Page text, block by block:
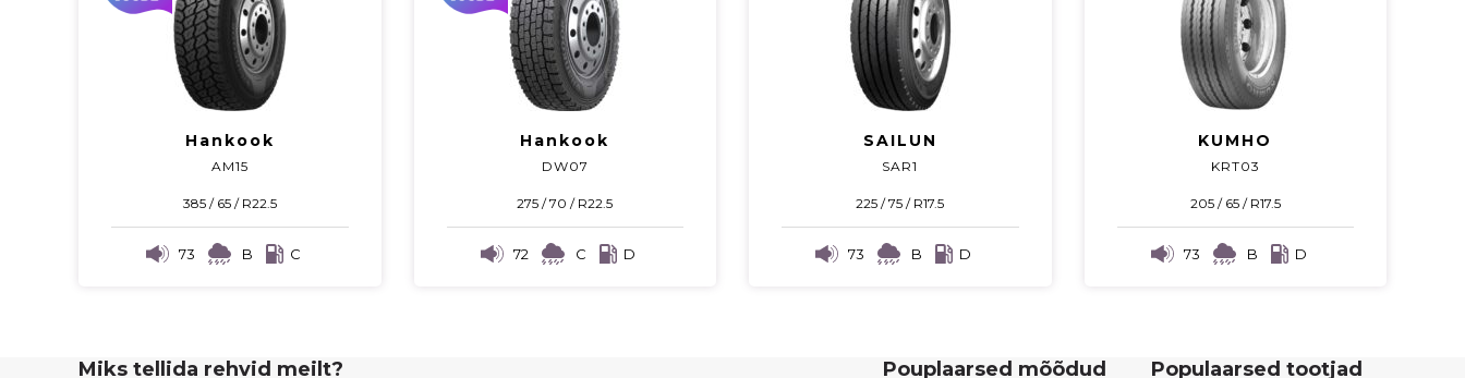
Hankook
AM15
385 / 65 / R22.5
73 B C
Hankook
DW07
275 / 70 / R22.5
72 C D
SAILUN
SAR1
225 / 75 / R17.5
73 B D
KUMHO
KRT03
205 / 65 / R17.5
73 B D
Miks tellida rehvid meilt? Pouplaarsed mõõdud Populaarsed tootjad